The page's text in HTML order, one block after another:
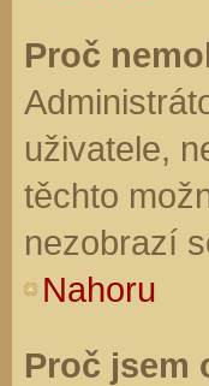
Proč
uživatele,
těchto
nezobrazí
Nahoru
Proč jsem